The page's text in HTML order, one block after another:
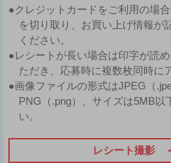
●クレジットカードをご利用の場
を切り取り、お買い上げ情報が
ください。
●レシートが長い場合は印字が読
ただき、応募時に複数枚同時に
●画像ファイルの形式はJPEG（
PNG（.png）、サイズは5MB以
い。
レシート撮影